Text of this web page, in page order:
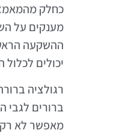
כחלק
מענקים על
ההשקעה
יכולים
רגולציה
ברורים לגבי
מאפשר לא רק